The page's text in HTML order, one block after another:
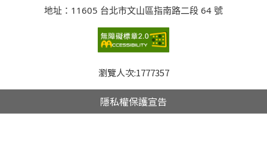
地址：11605 台北市文山區指南路二段 64 號
瀏覽人次:1777357
隱私權保護宣告